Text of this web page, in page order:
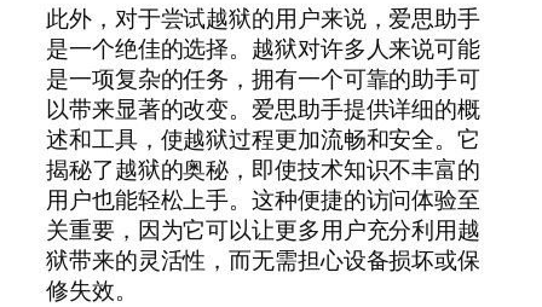
此外，对于尝试越狱的用户来说，爱思助手
是一个绝佳的选择。越狱对许多人来说可能
是一项复杂的任务，拥有一个可靠的助手可
以带来显著的改变。爱思助手提供详细的概
述和工具，使越狱过程更加流畅和安全。它
揭秘了越狱的奥秘，即使技术知识不丰富的
用户也能轻松上手。这种便捷的访问体验至
关重要，因为它可以让更多用户充分利用越
狱带来的灵活性，而无需担心设备损坏或保
修失效。